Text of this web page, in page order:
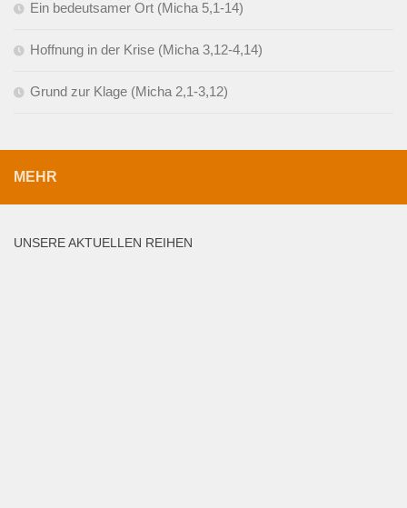
Ein bedeutsamer Ort (Micha 5,1-14)
Hoffnung in der Krise (Micha 3,12-4,14)
Grund zur Klage (Micha 2,1-3,12)
MEHR
UNSERE AKTUELLEN REIHEN